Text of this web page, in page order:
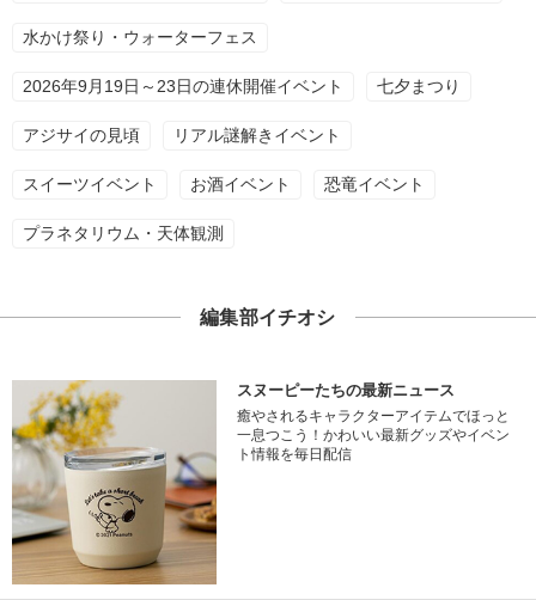
水かけ祭り・ウォーターフェス
2026年9月19日～23日の連休開催イベント 七夕まつり
アジサイの見頃 リアル謎解きイベント
スイーツイベント お酒イベント 恐竜イベント
プラネタリウム・天体観測
編集部イチオシ
スヌーピーたちの最新ニュース
癒やされるキャラクターアイテムでほっと
一息つこう！かわいい最新グッズやイベン
ト情報を毎日配信